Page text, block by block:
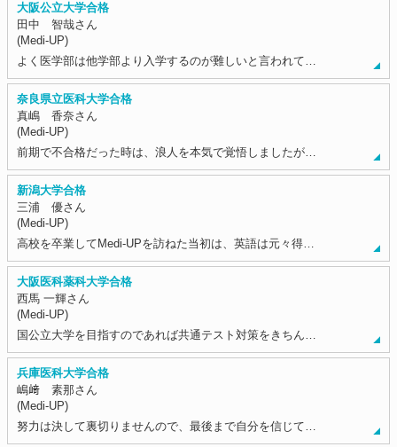
大阪公立大学合格
田中 智哉さん
(Medi-UP)
よく医学部は他学部より入学するのが難しいと言われて…
奈良県立医科大学合格
真嶋 香奈さん
(Medi-UP)
前期で不合格だった時は、浪人を本気で覚悟しましたが…
新潟大学合格
三浦 優さん
(Medi-UP)
高校を卒業してMedi-UPを訪ねた当初は、英語は元々得…
大阪医科薬科大学合格
西馬 一輝さん
(Medi-UP)
国公立大学を目指すのであれば共通テスト対策をきちん…
兵庫医科大学合格
嶋﨑 素那さん
(Medi-UP)
努力は決して裏切りませんので、最後まで自分を信じて…